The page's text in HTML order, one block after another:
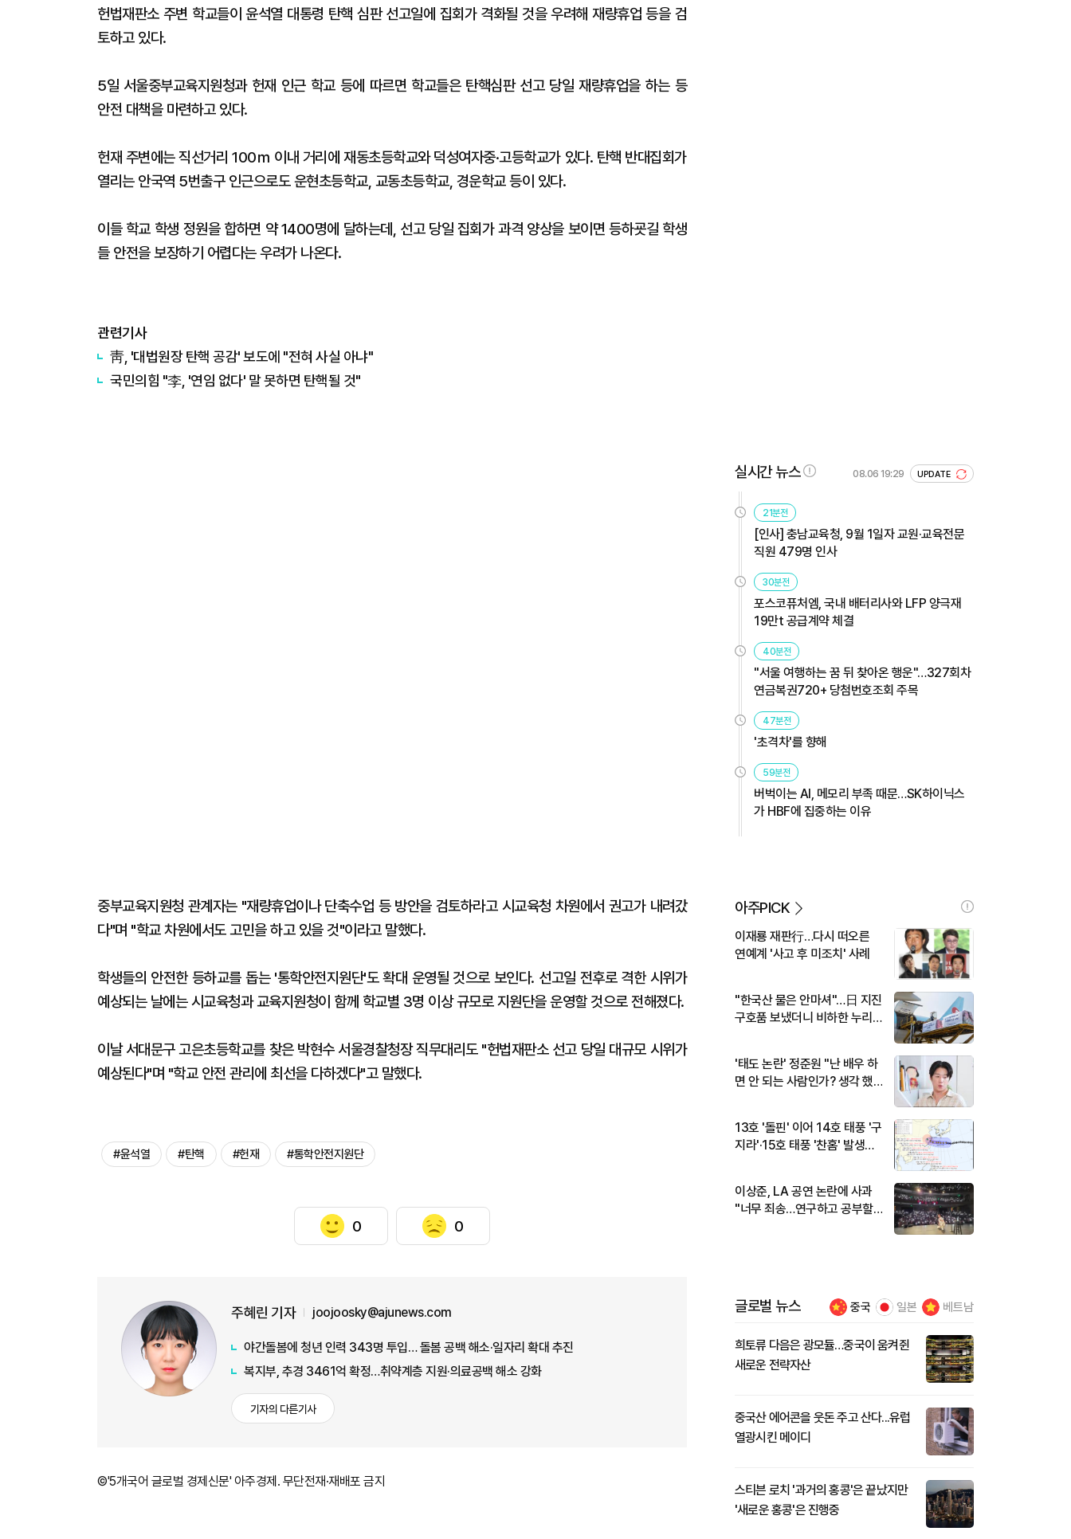
헌법재판소 주변 학교들이 윤석열 대통령 탄핵 심판 선고일에 집회가 격화될 것을 우려해 재량휴업 등을 검
토하고 있다.
5일 서울중부교육지원청과 헌재 인근 학교 등에 따르면 학교들은 탄핵심판 선고 당일 재량휴업을 하는 등
안전 대책을 마련하고 있다.
헌재 주변에는 직선거리 100ｍ 이내 거리에 재동초등학교와 덕성여자중·고등학교가 있다. 탄핵 반대집회가
열리는 안국역 5번출구 인근으로도 운현초등학교, 교동초등학교, 경운학교 등이 있다.
이들 학교 학생 정원을 합하면 약 1400명에 달하는데, 선고 당일 집회가 과격 양상을 보이면 등하굣길 학생
들 안전을 보장하기 어렵다는 우려가 나온다.
관련기사
靑, '대법원장 탄핵 공감' 보도에 "전혀 사실 아냐"
국민의힘 "李, '연임 없다' 말 못하면 탄핵될 것"
중부교육지원청 관계자는 "재량휴업이나 단축수업 등 방안을 검토하라고 시교육청 차원에서 권고가 내려갔
다"며 "학교 차원에서도 고민을 하고 있을 것"이라고 말했다.
학생들의 안전한 등하교를 돕는 '통학안전지원단'도 확대 운영될 것으로 보인다. 선고일 전후로 격한 시위가
예상되는 날에는 시교육청과 교육지원청이 함께 학교별 3명 이상 규모로 지원단을 운영할 것으로 전해졌다.
이날 서대문구 고은초등학교를 찾은 박현수 서울경찰청장 직무대리도 "헌법재판소 선고 당일 대규모 시위가
예상된다"며 "학교 안전 관리에 최선을 다하겠다"고 말했다.
#윤석열 #탄핵 #헌재 #통학안전지원단
0 0
주혜린 기자 joojoosky@ajunews.com
야간돌봄에 청년 인력 343명 투입… 돌봄 공백 해소·일자리 확대 추진
복지부, 추경 3461억 확정…취약계층 지원·의료공백 해소 강화
기자의 다른기사
©'5개국어 글로벌 경제신문' 아주경제. 무단전재·재배포 금지
실시간 뉴스 08.06 19:29 UPDATE
21분전
[인사] 충남교육청, 9월 1일자 교원·교육전문
직원 479명 인사
30분전
포스코퓨처엠, 국내 배터리사와 LFP 양극재
19만t 공급계약 체결
40분전
"서울 여행하는 꿈 뒤 찾아온 행운"…327회차
연금복권720+ 당첨번호조회 주목
47분전
'초격차'를 향해
59분전
버벅이는 AI, 메모리 부족 때문…SK하이닉스
가 HBF에 집중하는 이유
아주PICK
이재룡 재판行…다시 떠오른
연예계 '사고 후 미조치' 사례
"한국산 물은 안마셔"…日 지진
구호품 보냈더니 비하한 누리
'태도 논란' 정준원 "난 배우 하
면 안 되는 사람인가? 생각 했
13호 '돌핀' 이어 14호 태풍 '구
지라'·15호 태풍 '찬홈' 발생…
이상준, LA 공연 논란에 사과
"너무 죄송…연구하고 공부할
글로벌 뉴스 중국 일본 베트남
희토류 다음은 광모듈…중국이 움켜쥔
새로운 전략자산
중국산 에어콘을 웃돈 주고 산다...유럽
열광시킨 메이디
스티븐 로치 '과거의 홍콩'은 끝났지만
'새로운 홍콩'은 진행중